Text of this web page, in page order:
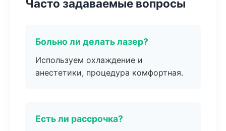
Часто задаваемые вопросы
Больно ли делать лазер?
Используем охлаждение и
анестетики, процедура комфортная.
Есть ли рассрочка?